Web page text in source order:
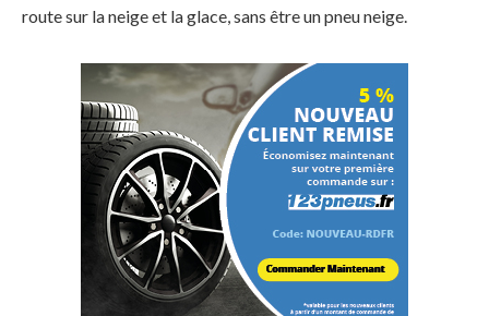
route sur la neige et la glace, sans être un pneu neige.